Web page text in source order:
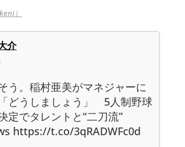
）
介
う。稲村亜美がマネジャーに
どうしましょう」 5人制野球
定でタレントと“二刀流”
https://t.co/3qRADWFc0d